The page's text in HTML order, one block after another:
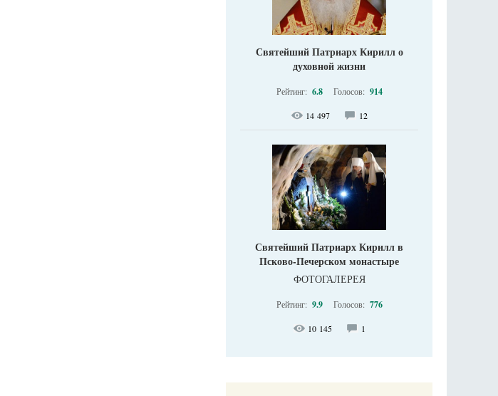
Святейший Патриарх Кирилл о
духовной жизни
Рейтинг: 6.8 Голосов: 914
14 497 12
Святейший Патриарх Кирилл в
Псково-Печерском монастыре
ФОТОГАЛЕРЕЯ
Рейтинг: 9.9 Голосов: 776
10 145 1